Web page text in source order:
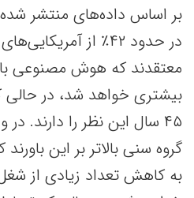
معتقدند که هوش مصنوعی
گروه سنی بالاتر بر این
به کاهش تعداد زیادی از